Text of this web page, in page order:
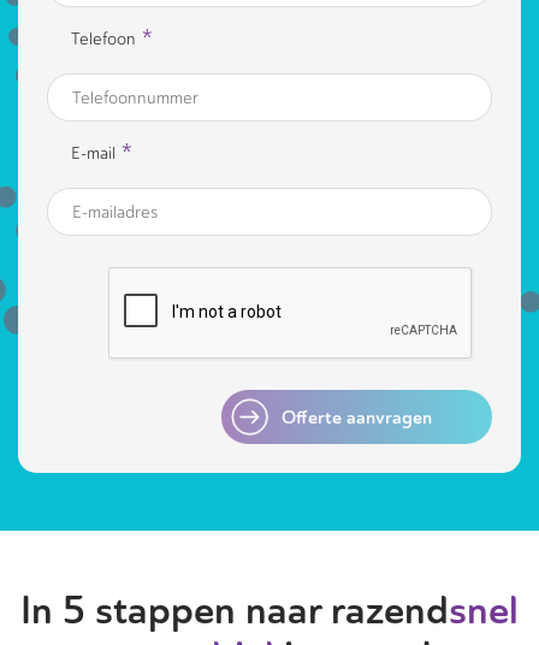
Telefoon *
E-mail *
Offerte aanvragen
In 5 stappen naar razendsnel